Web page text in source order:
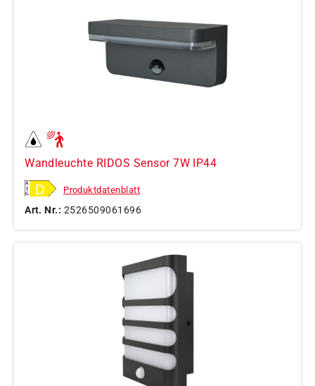
Wandleuchte RIDOS Sensor 7W IP44
Produktdatenblatt
Art. Nr.: 2526509061696